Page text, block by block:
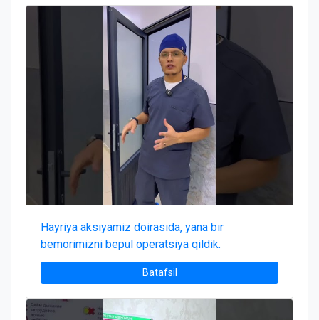
Hayriya aksiyamiz doirasida, yana bir
bemorimizni bepul operatsiya qildik.
Batafsil